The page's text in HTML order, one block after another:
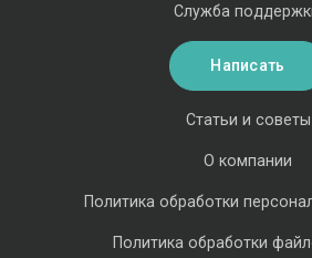
Статьи и советы
О компании
Политика обработки
Политика обработки
Служба
Написать